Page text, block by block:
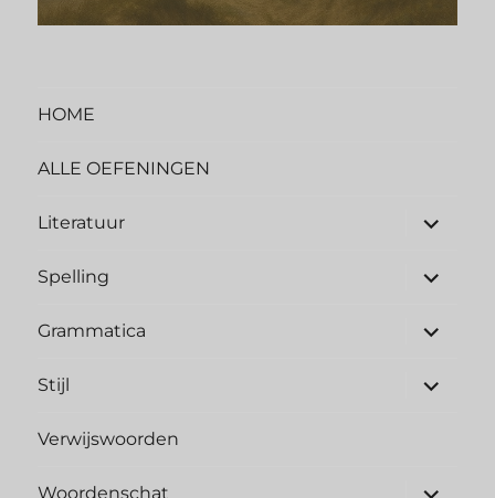
HOME
ALLE OEFENINGEN
Literatuur
Spelling
Grammatica
Stijl
Verwijswoorden
Woordenschat